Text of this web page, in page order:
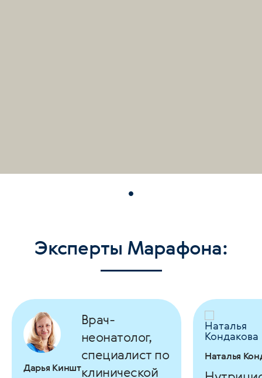
Эксперты Марафона:
Дарья Киншт
Врач-
неонатолог,
специалист по
клинической
Наталья